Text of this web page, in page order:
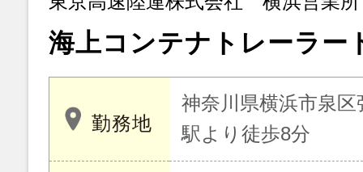
海上コンテナトレーラー
勤務地
神奈川県横浜市泉
駅より徒歩8分